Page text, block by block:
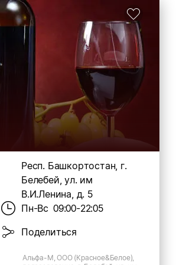
Респ. Башкортостан, г.
Белебей, ул. им
В.И.Ленина, д. 5
Пн-Вс 09:00-22:05
Поделиться
Альфа-М, ООО (Красное&Белое),